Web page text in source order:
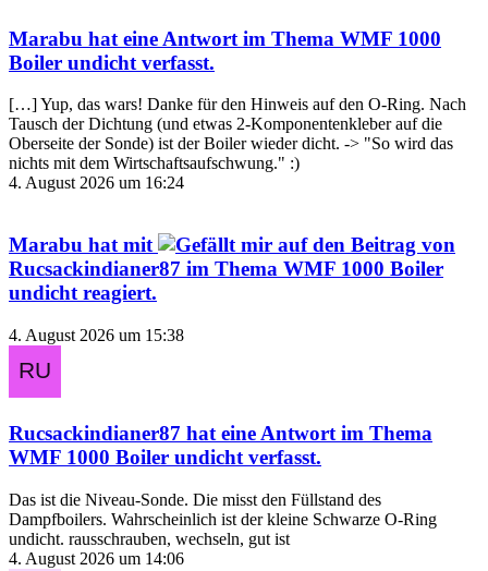
Marabu hat eine Antwort im Thema WMF 1000
Boiler undicht verfasst.
[…] Yup, das wars! Danke für den Hinweis auf den O-Ring. Nach
Tausch der Dichtung (und etwas 2-Komponentenkleber auf die
Oberseite der Sonde) ist der Boiler wieder dicht. -> "So wird das
nichts mit dem Wirtschaftsaufschwung." :)
4. August 2026 um 16:24
Marabu hat mit
auf den Beitrag von
Rucsackindianer87 im Thema WMF 1000 Boiler
undicht reagiert.
4. August 2026 um 15:38
Rucsackindianer87 hat eine Antwort im Thema
WMF 1000 Boiler undichtverfasst.
Das ist die Niveau-Sonde. Die misst den Füllstand des
Dampfboilers. Wahrscheinlich ist der kleine Schwarze O-Ring
undicht. rausschrauben, wechseln, gut ist
4. August 2026 um 14:06